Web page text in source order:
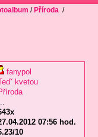
/ Příroda /
fanypol
kvetou
07:56 hod.
10